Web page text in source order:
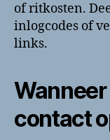
of ritkosten.
inlogcodes of
links.
contact